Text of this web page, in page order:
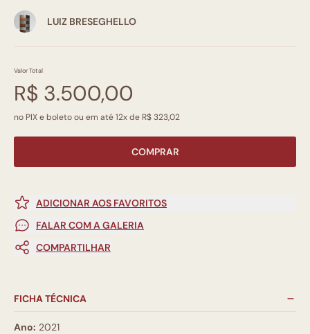
LUIZ BRESEGHELLO
Valor Total
R$ 3.500,00
no PIX e boleto ou em até 12x de R$ 323,02
COMPRAR
ADICIONAR AOS FAVORITOS
FALAR COM A GALERIA
COMPARTILHAR
FICHA TÉCNICA
Ano: 2021